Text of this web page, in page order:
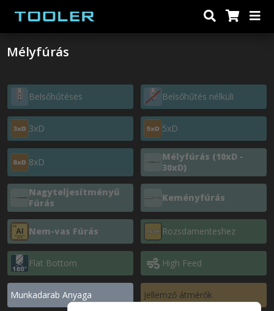
Mélyfúrás
Belsőhűtéses Belsőhűtés nélküli
3xD 5xD
8xD
Mélyfúrás (10xD -
30xD)
Nagyteljesítményű
Fúrás
Keményfúrás
Nem-vas Fúrás Rozsdamenteshez
Flat Bottom High Feed
Munkadarab Anyaga Jellemző átmérők